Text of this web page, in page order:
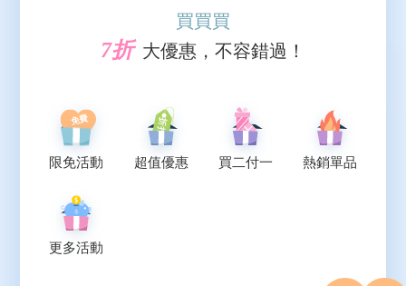
買買買
7折 大優惠，不容錯過！
免費
限免活動
折扣
超值優惠 買二付一 熱銷單品
更多活動